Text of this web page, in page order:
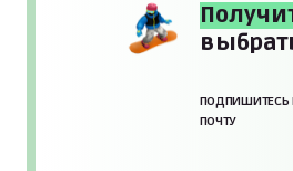
ПОДПИШИТЕСЬ
ПОЧТУ